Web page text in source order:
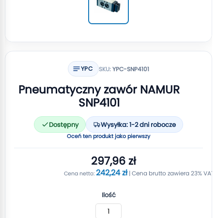
YPC SKU:YPC-SNP4101
Pneumatyczny zawór NAMUR
SNP4101
Dostępny Wysyłka: 1-2 dni robocze
Oceń ten produkt jako pierwszy
297,96 zł
242,24 zł
Ilość